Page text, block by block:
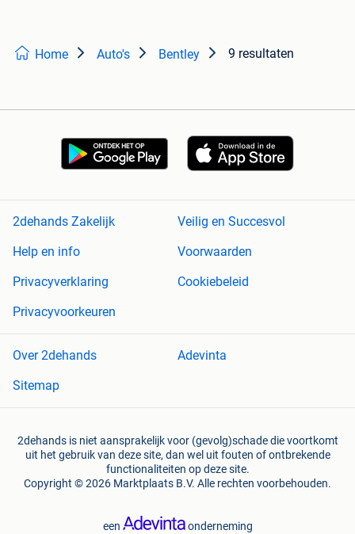
Home Auto's Bentley 9 resultaten
2dehands Zakelijk
Veilig en Succesvol
Help en info
Voorwaarden
Privacyverklaring
Cookiebeleid
Privacyvoorkeuren
Over 2dehands
Adevinta
Sitemap
2dehands is niet aansprakelijk voor (gevolg)schade die voortkomt
uit het gebruik van deze site, dan wel uit fouten of ontbrekende
functionaliteiten op deze site.
Copyright © 2026 Marktplaats B.V. Alle rechten voorbehouden.
een onderneming